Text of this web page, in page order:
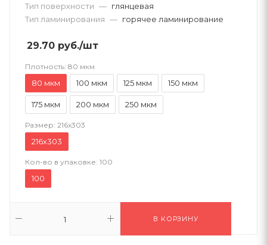
Тип поверхности — глянцевая
Тип ламинирования — горячее ламинирование
29.70 руб./шт
Плотность: 80 мкм
80 мкм 100 мкм 125 мкм 150 мкм
175 мкм 200 мкм 250 мкм
Размер: 216х303
216х303
Кол-во в упаковке: 100
100
В КОРЗИНУ